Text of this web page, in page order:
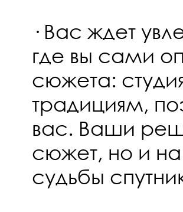
· Вас ждет
где вы сами
сюжета:
традициям,
вас. Ваши
сюжет, но и
судьбы